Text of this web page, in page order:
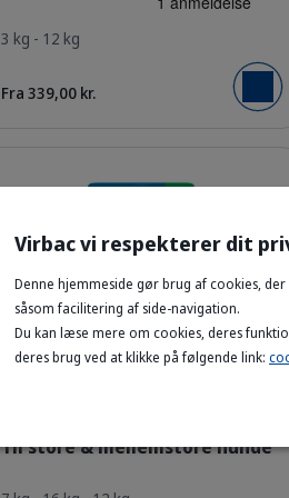
3 kg - 12 kg
Fra 339,00 kr. Læg i
Til store & mellemstore hunde
Virbac vi respekterer dit
Denne hjemmeside gør brug af cookies,
såsom facilitering af side-navigation.
Du kan læse mere om cookies, deres
deres brug ved at klikke på følgende link: